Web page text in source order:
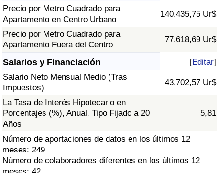
Precio por Metro Cuadrado para
Apartamento en Centro Urbano
140.435,75 Ur$
Precio por Metro Cuadrado para
Apartamento Fuera del Centro
77.618,69 Ur$
Salarios y Financiación [Editar]
Salario Neto Mensual Medio (Tras
Impuestos)
43.702,57 Ur$
La Tasa de Interés Hipotecario en
Porcentajes (%), Anual, Tipo Fijado a 20
Años
5,81
Número de aportaciones de datos en los últimos 12
meses: 249
Número de colaboradores diferentes en los últimos 12
meses: 42
Índice de criminalidad por país
Sanidad
Índice de Sanidad (Actual)
Índice de Sanidad
Índice de Sanidad por País
Contaminación
Índice de Contaminación (Actual)